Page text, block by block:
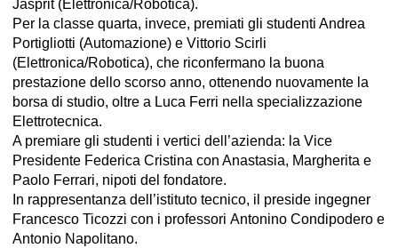
Jasprit (Elettronica/Robotica).
Per la classe quarta, invece, premiati gli studenti Andrea
Portigliotti (Automazione) e Vittorio Scirli
(Elettronica/Robotica), che riconfermano la buona
prestazione dello scorso anno, ottenendo nuovamente la
borsa di studio, oltre a Luca Ferri nella specializzazione
Elettrotecnica.
A premiare gli studenti i vertici dell’azienda: la Vice
Presidente Federica Cristina con Anastasia, Margherita e
Paolo Ferrari, nipoti del fondatore.
In rappresentanza dell’istituto tecnico, il preside ingegner
Francesco Ticozzi con i professori Antonino Condipodero e
Antonio Napolitano.